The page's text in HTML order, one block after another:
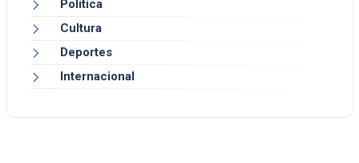
Política
Cultura
Deportes
Internacional